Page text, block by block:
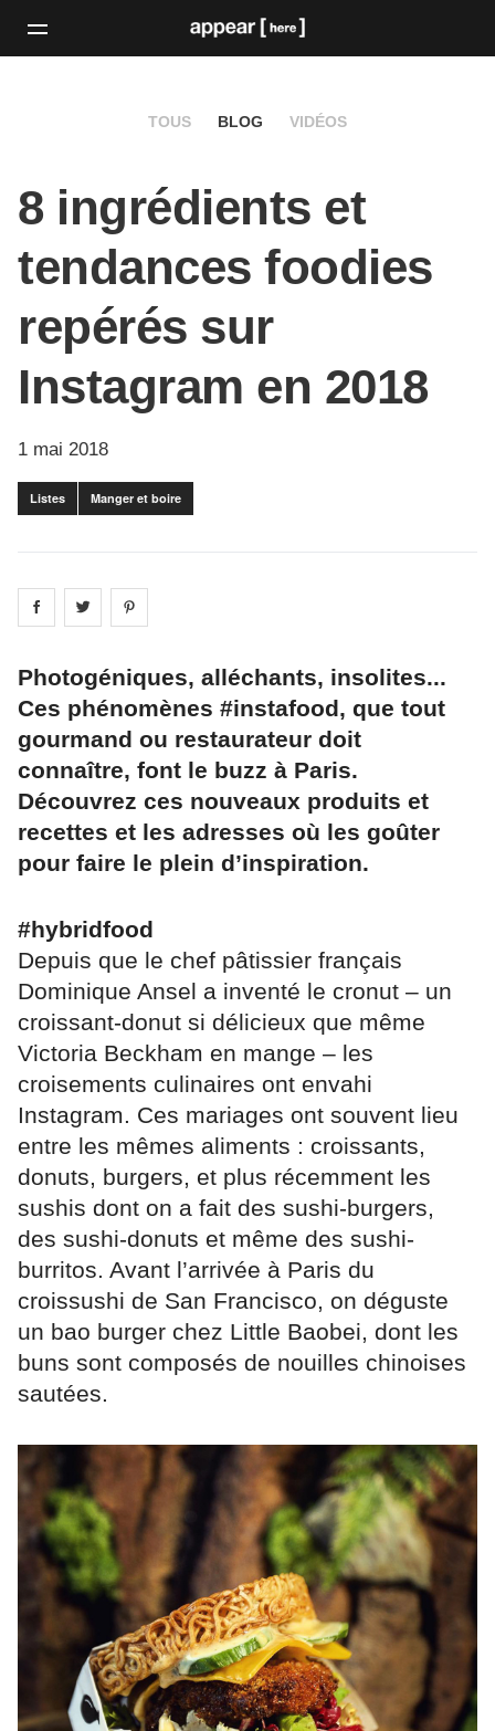
TOUS BLOG VIDÉOS
8 ingrédients et
tendances foodies
repérés sur
Instagram en 2018
1 mai 2018
Listes Manger et boire
Share on facebook
Share on
Photogéniques, alléchants, insolites...
Ces phénomènes #instafood, que tout
gourmand ou restaurateur doit
connaître, font le buzz à Paris.
Découvrez ces nouveaux produits et
recettes et les adresses où les goûter
pour faire le plein d’inspiration.
#hybridfood
Depuis que le chef pâtissier français
Dominique Ansel a inventé le cronut – un
croissant-donut si délicieux que même
Victoria Beckham en mange – les
croisements culinaires ont envahi
Instagram. Ces mariages ont souvent lieu
entre les mêmes aliments : croissants,
donuts, burgers, et plus récemment les
sushis dont on a fait des sushi-burgers,
des sushi-donuts et même des sushi-
burritos. Avant l’arrivée à Paris du
croissushi de San Francisco, on déguste
un bao burger chez Little Baobei, dont les
buns sont composés de nouilles chinoises
sautées.